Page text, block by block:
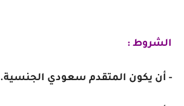
الشروط :
- أن يكون المتقدم سعودي الجنسية.